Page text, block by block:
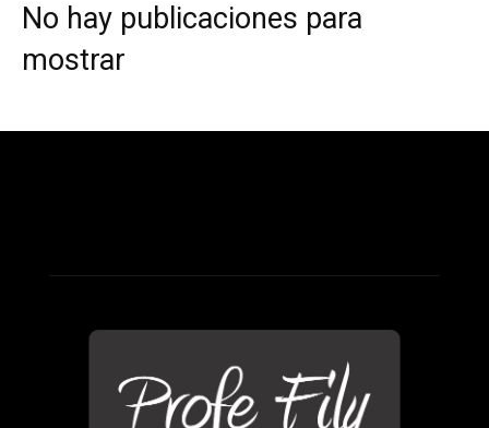
No hay publicaciones para
mostrar